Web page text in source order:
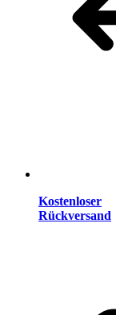
Kostenloser
Rückversand